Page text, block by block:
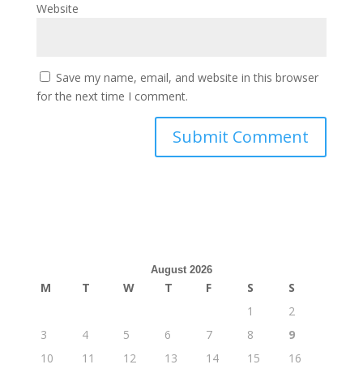
Website
Save my name, email, and website in this browser
for the next time I comment.
August 2026
M T W T F S
S
1
2
3
4 5 6 7 8
9
10
11 12 13 14 15
16